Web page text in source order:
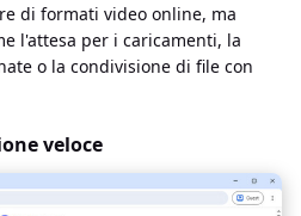
di formati video online, ma
l'attesa per i caricamenti, la
o la condivisione di file con
veloce